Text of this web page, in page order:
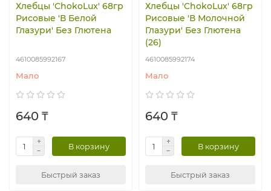
Хлебцы 'ChokoLux' 68гр
Рисовые 'В Белой
Глазури' Без Глютена
4610085992167
Мало
640 ₸
В корзину
Быстрый заказ
Хлебцы 'ChokoLux' 68гр
Рисовые 'В Молочной
Глазури' Без Глютена
(26)
4610085992174
Мало
640 ₸
В корзину
Быстрый заказ